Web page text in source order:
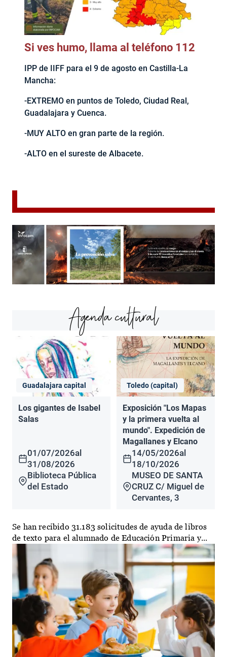
Si ves humo, llama al teléfono 112
IPP de IIFF para el 9 de agosto en Castilla-La
Mancha:
-EXTREMO en puntos de Toledo, Ciudad Real,
Guadalajara y Cuenca.
-MUY ALTO en gran parte de la región.
-ALTO en el sureste de Albacete.
Agenda cultural
Guadalajara capital
Los gigantes de Isabel
Salas
01/07/2026al
31/08/2026
Biblioteca Pública
del Estado
Toledo (capital)
Exposición "Los Mapas
y la primera vuelta al
mundo". Expedición de
Magallanes y Elcano
14/05/2026al
18/10/2026
MUSEO DE SANTA
CRUZ C/ Miguel de
Cervantes, 3
Se han recibido 31.183 solicitudes de ayuda de libros
de texto para el alumnado de Educación Primaria y...